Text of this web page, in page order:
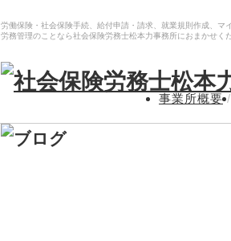
労働保険・社会保険手続、給付申請・請求、就業規則作成、マ
労務管理のことなら社会保険労務士松本力事務所におまかせく
事業所概要 /